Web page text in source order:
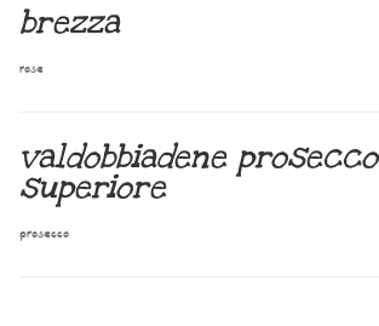
brezza
rose
valdobbiadene prosecco
superiore
prosecco